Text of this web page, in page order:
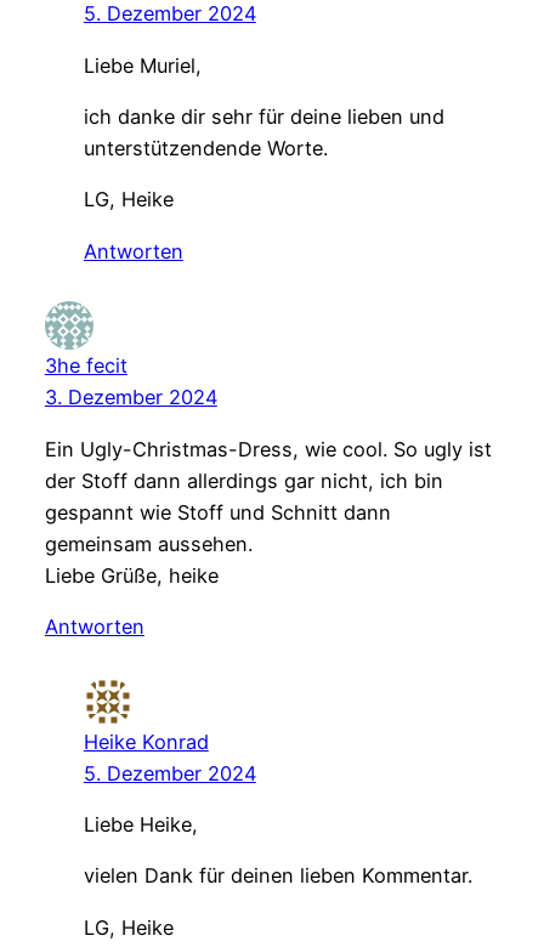
5. Dezember 2024
Liebe Muriel,
ich danke dir sehr für deine lieben und
unterstützendende Worte.
LG, Heike
Antworten
3he fecit
3. Dezember 2024
Ein Ugly-Christmas-Dress, wie cool. So ugly ist
der Stoff dann allerdings gar nicht, ich bin
gespannt wie Stoff und Schnitt dann
gemeinsam aussehen.
Liebe Grüße, heike
Antworten
Heike Konrad
5. Dezember 2024
Liebe Heike,
vielen Dank für deinen lieben Kommentar.
LG, Heike